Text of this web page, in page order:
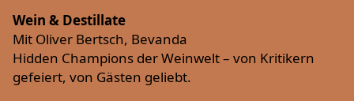
Wein & Destillate
Mit Oliver Bertsch, Bevanda
Hidden Champions der Weinwelt – von Kritikern
gefeiert, von Gästen geliebt.